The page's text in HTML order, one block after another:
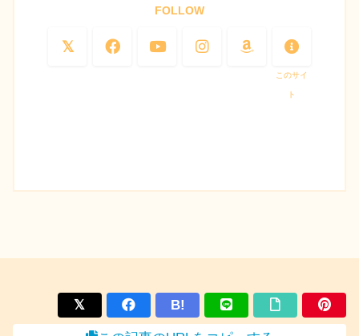
FOLLOW
このサイ
ト
B!